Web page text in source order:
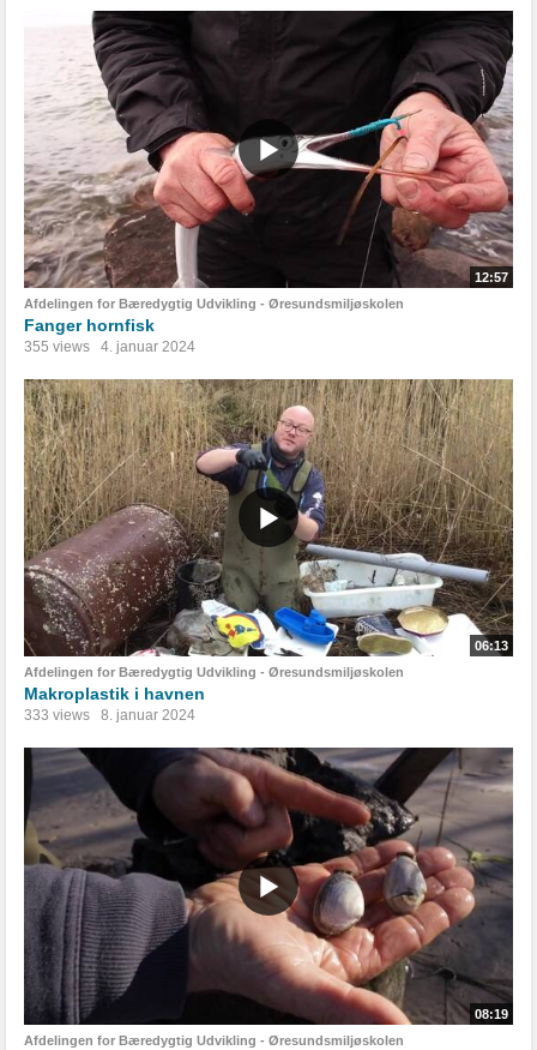
12:57
Afdelingen for Bæredygtig Udvikling - Øresundsmiljøskolen
Fanger hornfisk
355 views 4. januar 2024
06:13
Afdelingen for Bæredygtig Udvikling - Øresundsmiljøskolen
Makroplastik i havnen
333 views 8. januar 2024
08:19
Afdelingen for Bæredygtig Udvikling - Øresundsmiljøskolen